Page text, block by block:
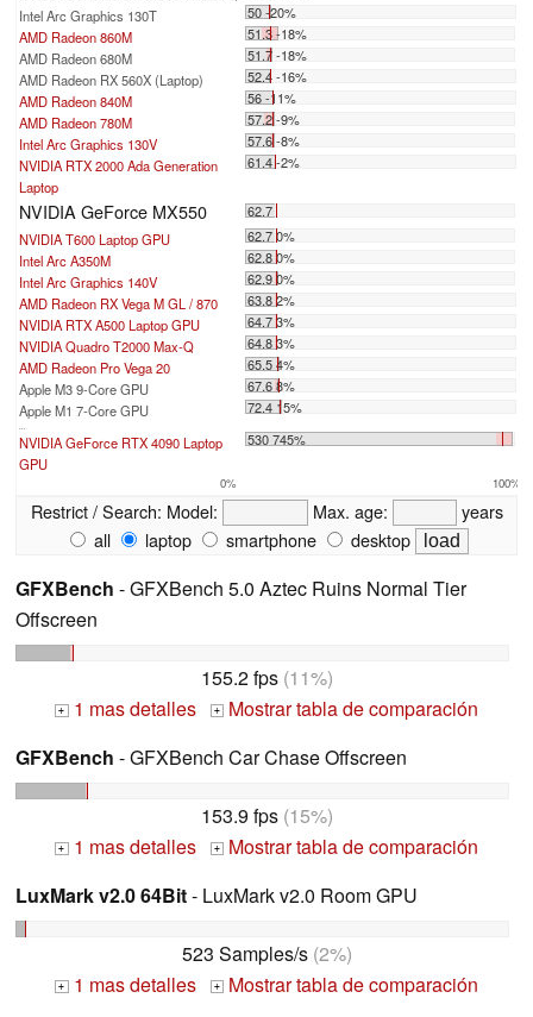
Intel Arc Graphics 130T
50 -20%
AMD Radeon 860M
51.3 -18%
AMD Radeon 680M
51.7 -18%
AMD Radeon RX 560X (Laptop)
52.4 -16%
AMD Radeon 840M
56 -11%
AMD Radeon 780M
57.2 -9%
Intel Arc Graphics 130V
57.6 -8%
NVIDIA RTX 2000 Ada Generation
Laptop
61.4 -2%
NVIDIA GeForce MX550
62.7
NVIDIA T600 Laptop GPU
62.7 0%
Intel Arc A350M
62.8 0%
Intel Arc Graphics 140V
62.9 0%
AMD Radeon RX Vega M GL / 870
63.8 2%
NVIDIA RTX A500 Laptop GPU
64.7 3%
NVIDIA Quadro T2000 Max-Q
64.8 3%
AMD Radeon Pro Vega 20
65.5 4%
Apple M3 9-Core GPU
67.6 8%
Apple M1 7-Core GPU
72.4 15%
...
NVIDIA GeForce RTX 4090 Laptop
GPU
530 745%
0% 100%
Restrict / Search: Model: Max. age:
years
all
laptop smartphone desktop
GFXBench - GFXBench 5.0 Aztec Ruins Normal Tier
Offscreen
155.2 fps(11%)
+ 1 mas detalles +
Mostrar tabla de comparación
GFXBench - GFXBench Car Chase Offscreen
153.9 fps(15%)
+ 1 mas detalles +
Mostrar tabla de comparación
LuxMark v2.0 64Bit- LuxMark v2.0 Room GPU
523 Samples/s(2%)
+ 1 mas detalles +
Mostrar tabla de comparación